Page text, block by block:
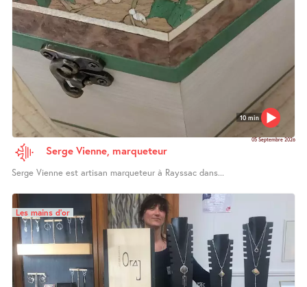
10 min
05 Septembre 2026
Serge Vienne, marqueteur
Serge Vienne est artisan marqueteur à Rayssac dans...
Les mains d’or